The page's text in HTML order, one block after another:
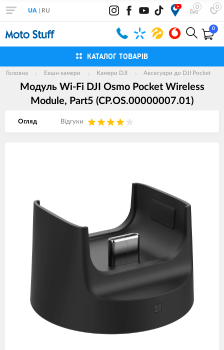
0 0
UA RU
0
КАТАЛОГ ТОВАРІВ
Головна Екшн камери Камери DJI Аксесуари до DJI Pocket
Модуль Wi-Fi DJI Osmo Pocket Wireless
Module, Part5 (CP.OS.00000007.01)
Огляд Вiдгуки